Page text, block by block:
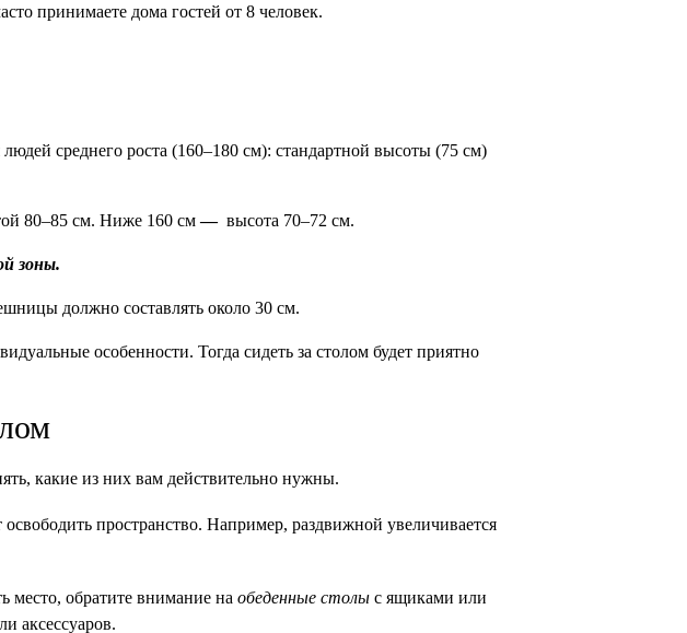
принимаете дома гостей от 8 человек.
людей среднего роста (160–180 см): стандартной высоты (75 см)
80–85 см. Ниже 160 см — высота 70–72 см.
зоны.
должно составлять около 30 см.
особенности. Тогда сидеть за столом будет приятно
какие из них вам действительно нужны.
пространство. Например, раздвижной увеличивается
место, обратите внимание на обеденные столы с ящиками или
аксессуаров.